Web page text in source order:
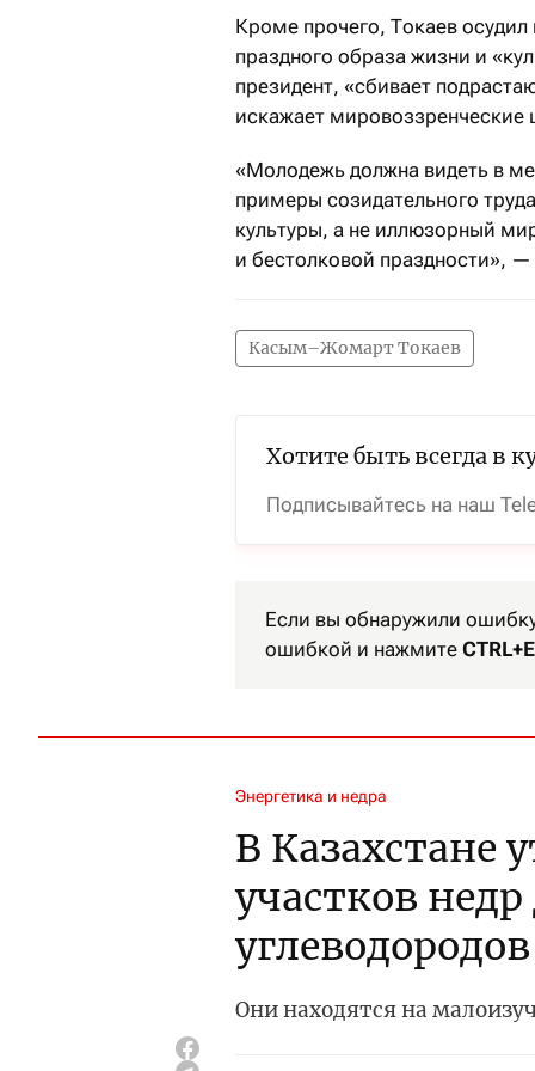
Кроме прочего, Токаев
праздного образа жизни и
президент, «сбивает
искажает мировоззренческие
«Молодежь должна видеть в
примеры созидательного
культуры, а не иллюзорный
и бестолковой праздности»,
Касым–Жомарт Токаев
Хотите быть всегда в
Подписывайтесь на наш
Если вы обнаружили
ошибкой и нажмите
Энергетика и недра
В Казахстане
участков
углеводородов
Они находятся на